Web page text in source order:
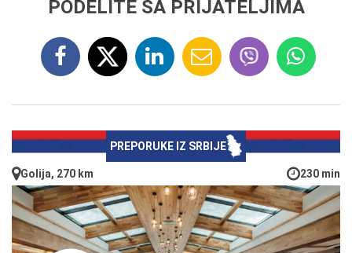
PODELITE SA PRIJATELJIMA
PREPORUKE IZ SRBIJE
Golija, 270 km 230 min